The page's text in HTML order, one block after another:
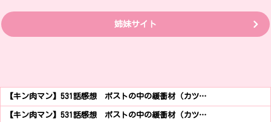
姉妹サイト
【キン肉マン】531話感想 ポストの中の緩衝材（カツ…
【キン肉マン】531話感想 ポストの中の緩衝材（カツ…